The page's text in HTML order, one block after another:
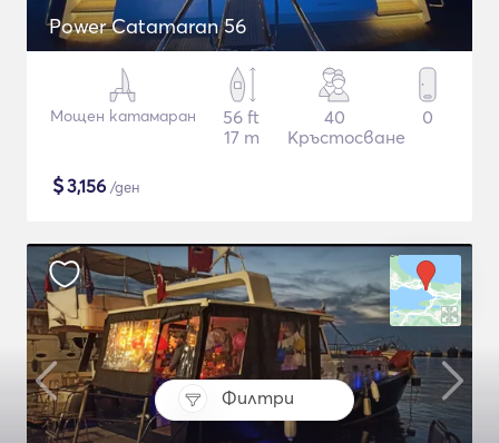
Филтри
Power Catamaran 56
Мощен катамаран
56 ft
17 m
40
Кръстосване
0
$3,156 /ден